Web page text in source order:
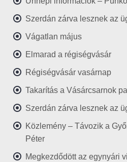
Szerdán zárva lesznek az
Vágatlan május
Elmarad a régiségvásár
Régiségvásár vasárnap
Takarítás a Vásárcsarnok
Szerdán zárva lesznek az
Közlemény – Távozik a
Péter
Megkezdődött az egynyári